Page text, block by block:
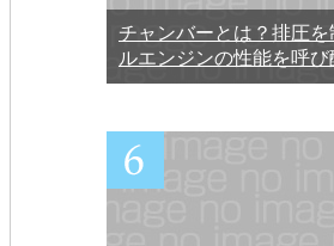
チャンバーとは？排圧
ルエンジンの性能を呼び